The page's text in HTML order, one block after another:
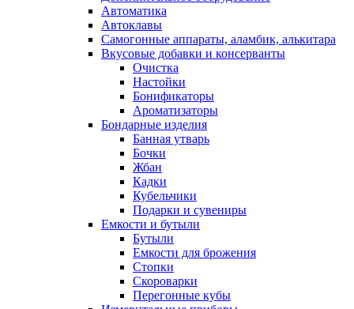
Автоматика
Автоклавы
Самогонные аппараты, аламбик, алькитара
Вкусовые добавки и консерванты
Очистка
Настойки
Бонификаторы
Ароматизаторы
Бондарные изделия
Банная утварь
Бочки
Жбан
Кадки
Кубельчики
Подарки и сувениры
Емкости и бутыли
Бутыли
Емкости для брожения
Стопки
Скороварки
Перегонные кубы